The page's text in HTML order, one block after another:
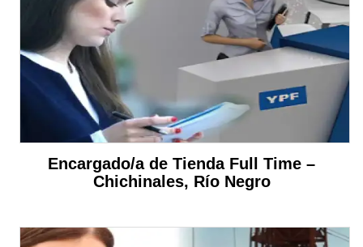
Encargado/a de Tienda Full Time –
Chichinales, Río Negro